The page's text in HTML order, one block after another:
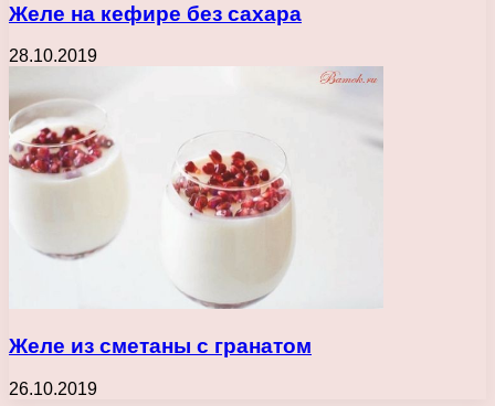
Желе на кефире без сахара
28.10.2019
Желе из сметаны с гранатом
26.10.2019